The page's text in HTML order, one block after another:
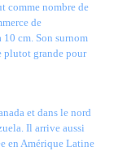
comme nombre de
de
cm. Son surnom
plutot grande pour
et dans le nord
Il arrive aussi
en Amérique Latine